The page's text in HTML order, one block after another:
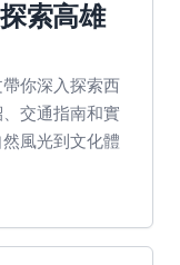
索高雄
你深入探索西
交通指南和實
風光到文化體